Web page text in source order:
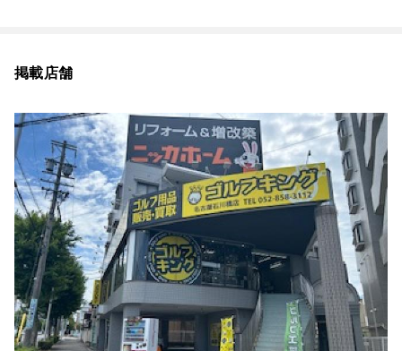
掲載店舗